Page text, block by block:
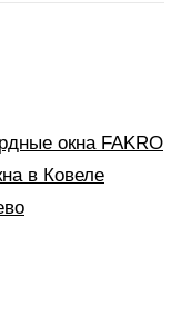
окна FAKRO
в Ковеле